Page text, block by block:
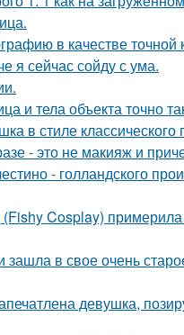
в качестве точной
я сейчас сойду с ума.
и тела объекта точно
в стиле классического
- это не макияж и
- голландского
Cosplay)
в свое очень
девушка,